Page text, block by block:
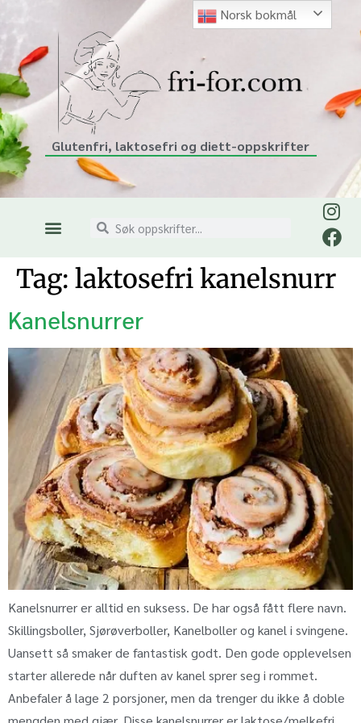
Glutenfri, laktosefri og diett-oppskrifter
Tag: laktosefri kanelsnurr
Kanelsnurrer
Kanelsnurrer er alltid en suksess. De har også fått flere navn.
Skillingsboller, Sjørøverboller, Kanelboller og kanel i svingene.
Uansett så smaker de fantastisk godt. Den gode opplevelsen
starter allerede når duften av kanel sprer seg i rommet.
Anbefaler å lage 2 porsjoner, men da trenger du ikke å doble
Norsk bokmål